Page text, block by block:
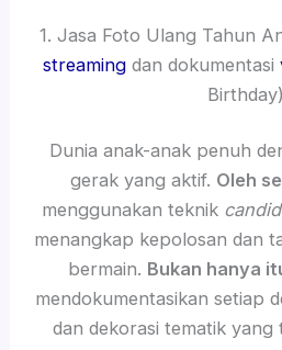
1. Jasa Foto Ulang Tahun
streaming dan dokumentasi
Birthday)
Dunia anak-anak penuh
gerak yang aktif. Oleh
menggunakan teknik
menangkap kepolosan dan
bermain. Bukan hanya
mendokumentasikan setiap
dan dekorasi tematik yang